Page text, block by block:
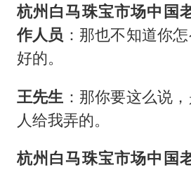
杭州白马珠宝市场中国
作人员 ：那也不知道你
好的。
王先生 ：那你要这么说
人给我弄的。
杭州白马珠宝市场中国